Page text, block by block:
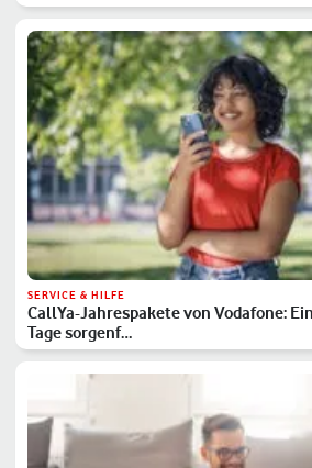
SERVICE & HILFE
CallYa-Jahrespakete von Vodafone:
Tage sorgenf…